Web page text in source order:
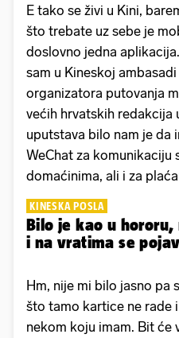
E tako se živi u Kini,
što trebate uz sebe je
doslovno jedna
sam u Kineskoj
organizatora putovanja
većih hrvatskih redakcija
uputstava bilo nam je da
WeChat za komunikaciju
domaćinima, ali i za
KINESKA POSLA
Bilo je kao u hororu,
i na vratima se
Hm, nije mi bilo jasno pa
što tamo kartice ne rade
nekom koju imam. Bit će